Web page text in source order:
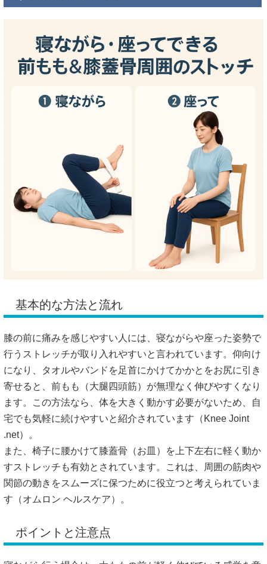
基本的な方法と流れ
膝の前に痛みを感じやすい人には、寝ながらや座った姿勢で
行うストレッチが取り入れやすいと言われています。仰向け
になり、タオルやバンドを足首にかけてかかとをお尻に引き
寄せると、前もも（大腿四頭筋）が無理なく伸びやすくなり
ます。この方法なら、体を大きく動かす必要がないため、自
宅でも気軽に続けやすいと紹介されています（ Knee Joint
.net）。
また、椅子に腰かけて膝蓋骨（お皿）を上下左右に軽く動か
すストレッチも有効とされています。これは、周囲の筋肉や
関節の動きをスムーズに保つために役立つと考えられていま
す（オムロン ヘルスケア）。
ポイントと注意点